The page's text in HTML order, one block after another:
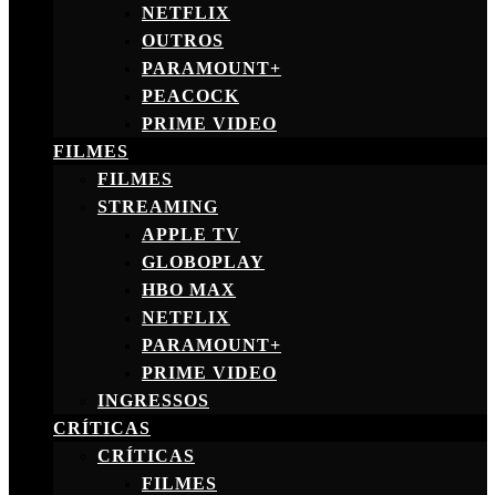
NETFLIX
OUTROS
PARAMOUNT+
PEACOCK
PRIME VIDEO
FILMES
FILMES
STREAMING
APPLE TV
GLOBOPLAY
HBO MAX
NETFLIX
PARAMOUNT+
PRIME VIDEO
INGRESSOS
CRÍTICAS
CRÍTICAS
FILMES